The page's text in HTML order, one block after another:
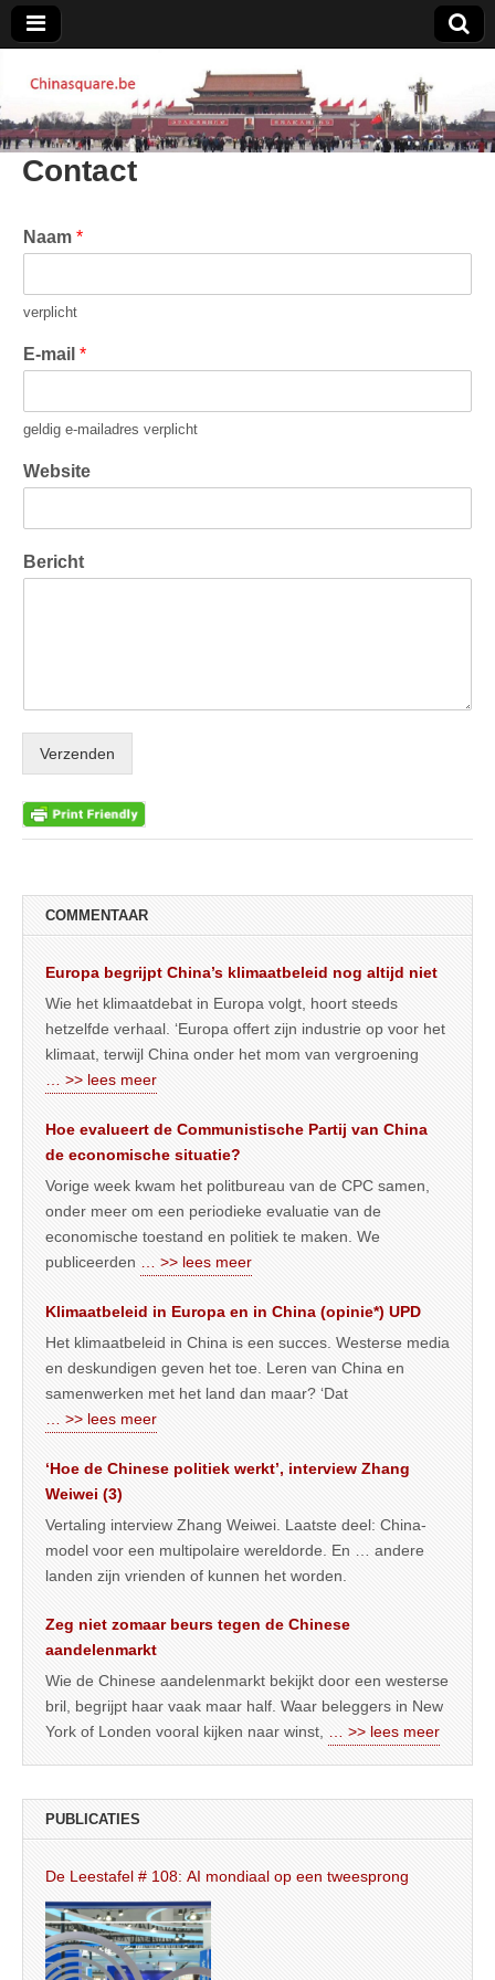
Chinasquare.be
Contact
Naam *
verplicht
E-mail *
geldig e-mailadres verplicht
Website
Bericht
Verzenden
COMMENTAAR
Europa begrijpt China’s klimaatbeleid nog altijd niet
Wie het klimaatdebat in Europa volgt, hoort steeds
hetzelfde verhaal. ‘Europa offert zijn industrie op voor het
klimaat, terwijl China onder het mom van vergroening
… >> lees meer
Hoe evalueert de Communistische Partij van China
de economische situatie?
Vorige week kwam het politbureau van de CPC samen,
onder meer om een periodieke evaluatie van de
economische toestand en politiek te maken. We
publiceerden
… >> lees meer
Klimaatbeleid in Europa en in China (opinie*) UPD
Het klimaatbeleid in China is een succes. Westerse media
en deskundigen geven het toe. Leren van China en
samenwerken met het land dan maar? ‘Dat
… >> lees meer
‘Hoe de Chinese politiek werkt’, interview Zhang
Weiwei (3)
Vertaling interview Zhang Weiwei. Laatste deel: China-
model voor een multipolaire wereldorde. En … andere
landen zijn vrienden of kunnen het worden.
Zeg niet zomaar beurs tegen de Chinese
aandelenmarkt
Wie de Chinese aandelenmarkt bekijkt door een westerse
bril, begrijpt haar vaak maar half. Waar beleggers in New
York of Londen vooral kijken naar winst,
… >> lees meer
PUBLICATIES
De Leestafel # 108: AI mondiaal op een tweesprong